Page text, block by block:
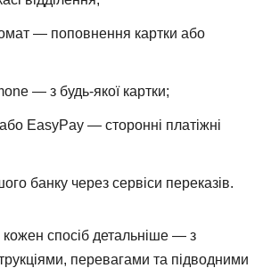
— поповнення картки або
— з будь-якої картки;
EasyPay — сторонні платіжні
банку через сервіси переказів.
спосіб детальніше — з
перевагами та підводними